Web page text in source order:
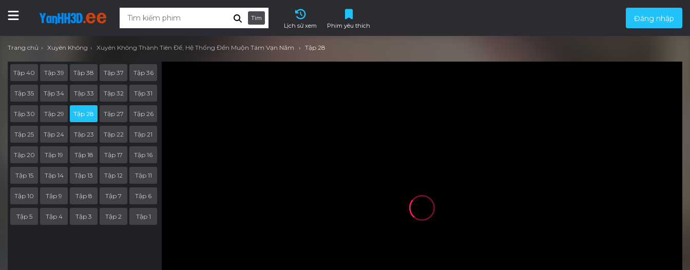
Tìm
Lịch sử xem
Phim yêu thích
Đăng nhập
Trang chủ Xuyên Không Xuyên Không Thành Tiên Đế, Hệ Thống Đến Muộn Tám Vạn Năm Tập 28
Tập 40 Tập 39 Tập 38 Tập 37 Tập 36
Tập 35 Tập 34 Tập 33 Tập 32 Tập 31
Tập 30 Tập 29 Tập 28 Tập 27 Tập 26
Tập 25 Tập 24 Tập 23 Tập 22 Tập 21
Tập 20 Tập 19 Tập 18 Tập 17 Tập 16
Tập 15 Tập 14 Tập 13 Tập 12 Tập 11
Tập 10 Tập 9 Tập 8 Tập 7 Tập 6
Tập 5 Tập 4 Tập 3 Tập 2 Tập 1